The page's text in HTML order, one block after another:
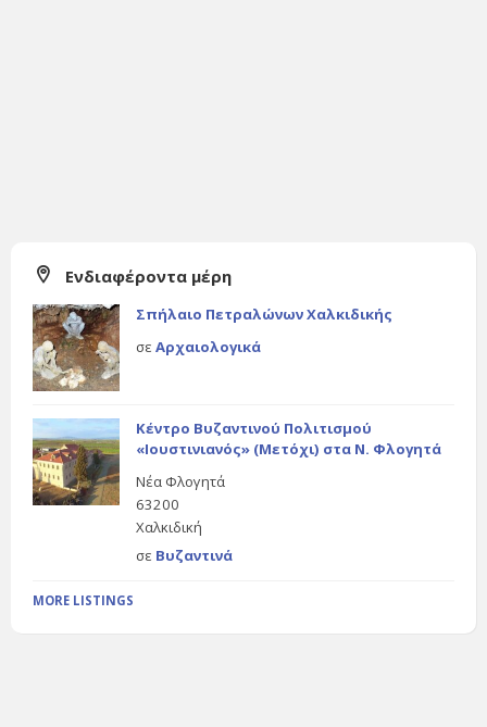
Ενδιαφέροντα μέρη
Σπήλαιο Πετραλώνων Χαλκιδικής
σε Αρχαιολογικά
Κέντρο Βυζαντινού Πολιτισμού
«Ιουστινιανός» (Μετόχι) στα Ν. Φλογητά
Νέα Φλογητά
63200
Χαλκιδική
σε Βυζαντινά
MORE LISTINGS